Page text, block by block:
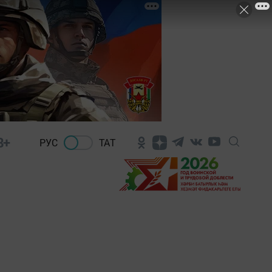
РУС ТАТ